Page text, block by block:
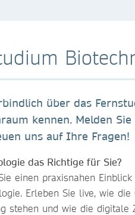
über das
kennen. Melden
uns auf Ihre Fragen!
das Richtige für Sie?
einen praxisnahen
Erleben Sie live, wie
stehen und wie die digitale